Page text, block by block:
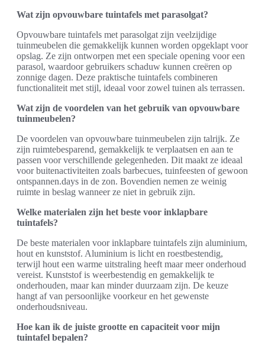
Wat zijn opvouwbare tuintafels met parasolgat?
Opvouwbare tuintafels met parasolgat zijn veelzijdige
tuinmeubelen die gemakkelijk kunnen worden opgeklapt voor
opslag. Ze zijn ontworpen met een speciale opening voor een
parasol, waardoor gebruikers schaduw kunnen creëren op
zonnige dagen. Deze praktische tuintafels combineren
functionaliteit met stijl, ideaal voor zowel tuinen als terrassen.
Wat zijn de voordelen van het gebruik van opvouwbare
tuinmeubelen?
De voordelen van opvouwbare tuinmeubelen zijn talrijk. Ze
zijn ruimtebesparend, gemakkelijk te verplaatsen en aan te
passen voor verschillende gelegenheden. Dit maakt ze ideaal
voor buitenactiviteiten zoals barbecues, tuinfeesten of gewoon
ontspannen.days in de zon. Bovendien nemen ze weinig
ruimte in beslag wanneer ze niet in gebruik zijn.
Welke materialen zijn het beste voor inklapbare
tuintafels?
De beste materialen voor inklapbare tuintafels zijn aluminium,
hout en kunststof. Aluminium is licht en roestbestendig,
terwijl hout een warme uitstraling heeft maar meer onderhoud
vereist. Kunststof is weerbestendig en gemakkelijk te
onderhouden, maar kan minder duurzaam zijn. De keuze
hangt af van persoonlijke voorkeur en het gewenste
onderhoudsniveau.
Hoe kan ik de juiste grootte en capaciteit voor mijn
tuintafel bepalen?